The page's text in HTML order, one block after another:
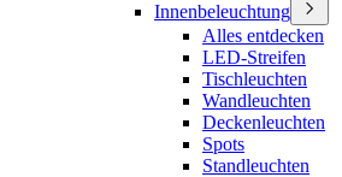
Innenbeleuchtung
Alles entdecken
LED-Streifen
Tischleuchten
Wandleuchten
Deckenleuchten
Spots
Standleuchten